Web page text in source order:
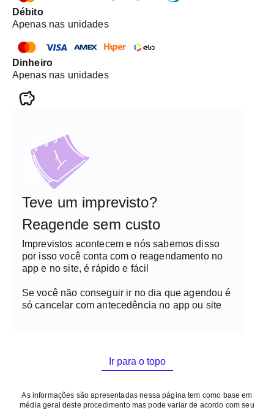
Débito
Apenas nas unidades
Dinheiro
Apenas nas unidades
Teve um imprevisto?
Reagende sem custo
Imprevistos acontecem e nós sabemos disso
por isso você conta com o reagendamento no
app e no site, é rápido e fácil
Se você não conseguir ir no dia que agendou é
só cancelar com antecedência no app ou site
Ir para o topo
As informações são apresentadas nessa página tem como base em
média geral deste procedimento mas pode variar de acordo com seu